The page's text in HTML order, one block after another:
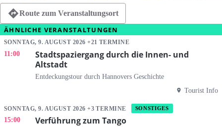
Route zum Veranstaltungsort
ÄHNLICHE VERANSTALTUNGEN
SONNTAG, 9. AUGUST 2026 +21 TERMINE
11:00
Stadtspaziergang durch die Innen- und
Altstadt
Entdeckungstour durch Hannovers Geschichte
Tourist Info
SONNTAG, 9. AUGUST 2026 +3 TERMINE SONSTIGES
15:00 Verführung zum Tango